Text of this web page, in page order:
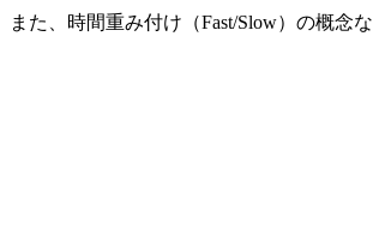
また、時間重み付け（Fast/Slow）の概念